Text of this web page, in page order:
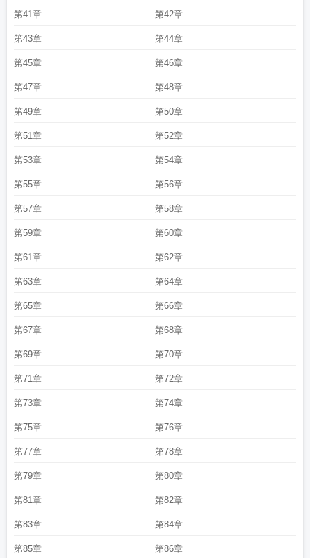
第41章 第42章
第43章 第44章
第45章 第46章
第47章 第48章
第49章 第50章
第51章 第52章
第53章 第54章
第55章 第56章
第57章 第58章
第59章 第60章
第61章 第62章
第63章 第64章
第65章 第66章
第67章 第68章
第69章 第70章
第71章 第72章
第73章 第74章
第75章 第76章
第77章 第78章
第79章 第80章
第81章 第82章
第83章 第84章
第85章 第86章